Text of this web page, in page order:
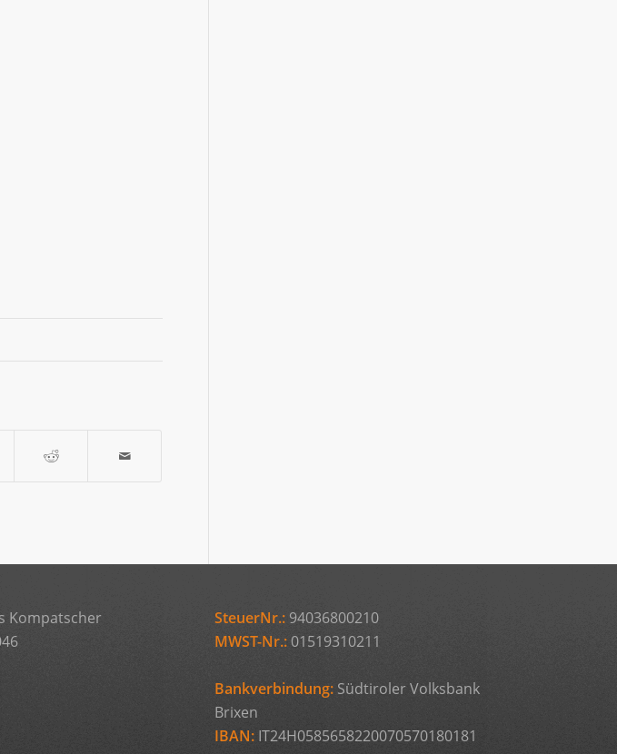
Kompatscher
SteuerNr.: 94036800210
MWST-Nr.:01519310211
Bankverbindung: Südtiroler Volksbank
Brixen
IBAN: IT24H0585658220070570180181